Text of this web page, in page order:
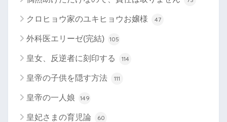
クロヒョウ家のユキヒョウお嬢様 47
外科医エリーゼ(完結) 105
皇女、反逆者に刻印する 114
皇帝の子供を隠す方法 111
皇帝の一人娘 149
皇妃さまの育児論 60